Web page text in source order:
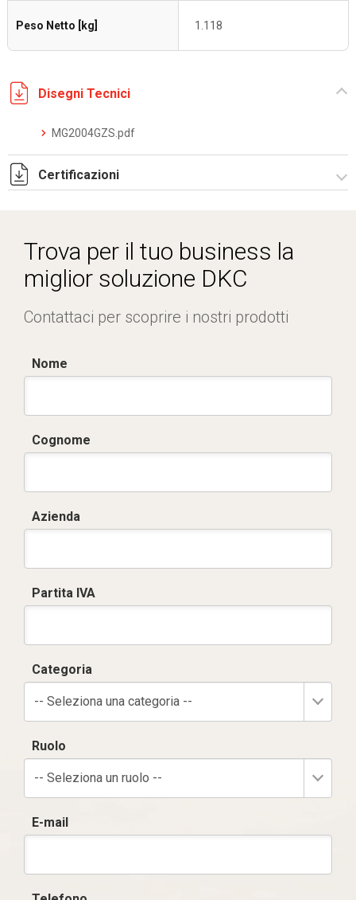
Peso Netto [kg] 1.118
Disegni Tecnici
MG2004GZS.pdf
Certificazioni
Trova per il tuo business la
miglior soluzione DKC
Contattaci per scoprire i nostri prodotti
Nome
Cognome
Azienda
Partita IVA
Categoria
-- Seleziona una categoria --
Ruolo
-- Seleziona un ruolo --
E-mail